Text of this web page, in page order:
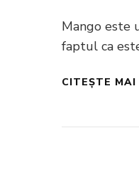
Mango este
faptul ca
CITEȘTE MAI